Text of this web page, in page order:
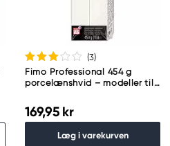
(3)
Fimo Professional 454 g
porcelænshvid – modeller til
169,95 kr
Læg i varekurven